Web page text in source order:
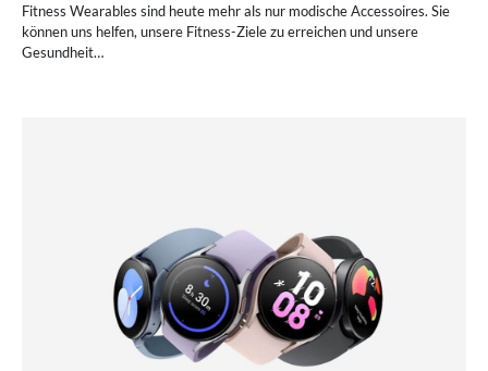
Fitness Wearables sind heute mehr als nur modische Accessoires. Sie
können uns helfen, unsere Fitness-Ziele zu erreichen und unsere
Gesundheit…